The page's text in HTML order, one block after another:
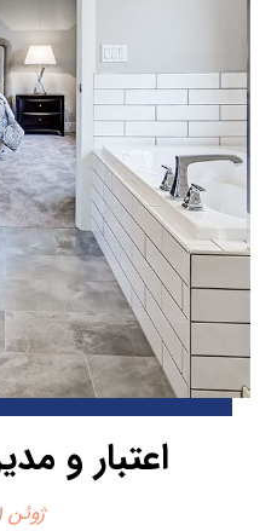
اعتبار و
ژوئن ۱, ۲۰۱۸